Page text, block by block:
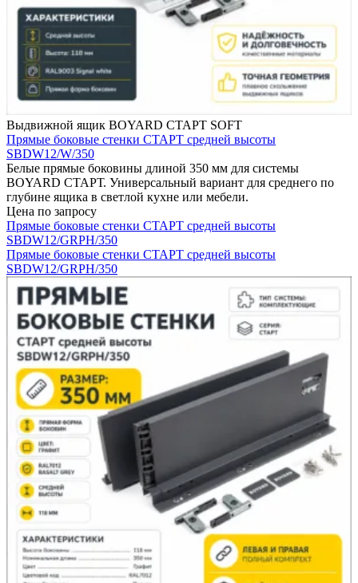
Выдвижной ящик BOYARD СТАРТ SOFT
Прямые боковые стенки СТАРТ средней высоты
SBDW12/W/350
Белые прямые боковины длиной 350 мм для системы
BOYARD СТАРТ. Универсальный вариант для среднего по
глубине ящика в светлой кухне или мебели.
Цена по запросу
Прямые боковые стенки СТАРТ средней высоты
SBDW12/GRPH/350
Прямые боковые стенки СТАРТ средней высоты
SBDW12/GRPH/350